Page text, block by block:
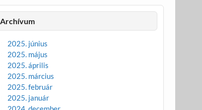
Archívum
2025. június
2025. május
2025. április
2025. március
2025. február
2025. január